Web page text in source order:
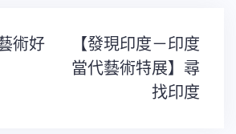
術好
【發現印度－印度
當代藝術特展】尋
找印度